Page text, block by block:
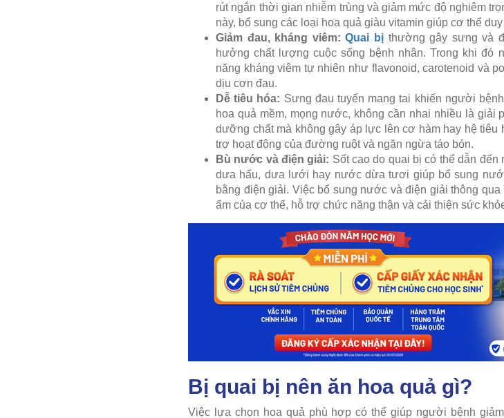
rút ngắn thời gian nhiễm trùng và giảm mức độ nghiêm
này, bổ sung các loại hoa quả giàu vitamin giúp cơ thể
Giảm đau, kháng viêm: Quai bịthường gây sưng và
hưởng chất lượng cuộc sống bệnh nhân. Trong khi đó
năng kháng viêm tự nhiên như flavonoid, carotenoid và
dịu cơn đau.
Dễ tiêu hóa: Sưng đau tuyến mang tai khiến người
hoa quả mềm, mọng nước, không cần nhai nhiều là
dưỡng chất mà không gây áp lực lên cơ hàm hay hệ tiêu
trợ hoạt động của đường ruột và ngăn ngừa táo bón.
Bù nước và điện giải: Sốt cao do quai bị có thể dẫn
dưa hấu, dưa lưới hay nước dừa tươi giúp bổ sung
bằng điện giải. Việc bổ sung nước và điện giải thông
ẩm của cơ thể, hỗ trợ chức năng thận và cải thiện sức
Bị quai bị nên ăn hoa quả gì?
Việc lựa chọn hoa quả phù hợp có thể giúp người bệnh